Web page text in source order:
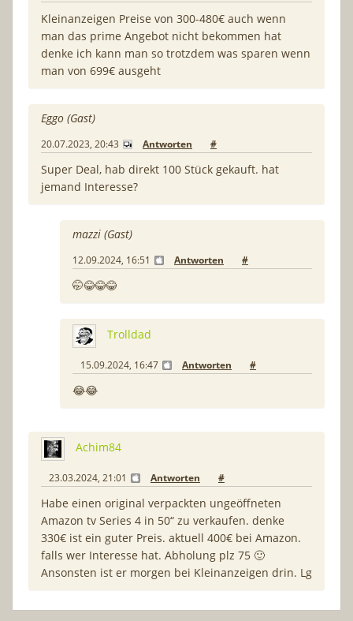
Kleinanzeigen Preise von 300-480€ auch wenn
man das prime Angebot nicht bekommen hat
denke ich kann man so trotzdem was sparen wenn
man von 699€ ausgeht
Eggo (Gast)
20.07.2023, 20:43 Antworten #
Super Deal, hab direkt 100 Stück gekauft. hat
jemand Interesse?
mazzi (Gast)
12.09.2024, 16:51 Antworten #
🤭😂😂😂
Trolldad
15.09.2024, 16:47 Antworten #
😂😂
Achim84
23.03.2024, 21:01 Antworten #
Habe einen original verpackten ungeöffneten
Amazon tv Series 4 in 50“ zu verkaufen. denke
330€ ist ein guter Preis. aktuell 400€ bei Amazon.
falls wer Interesse hat. Abholung plz 75 🙂
Ansonsten ist er morgen bei Kleinanzeigen drin. Lg